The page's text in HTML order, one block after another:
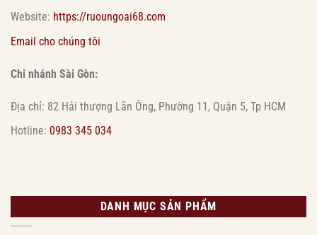
Website: https://ruoungoai68.com
Email cho chúng tôi
Chi nhánh Sài Gòn:
Địa chỉ: 82 Hải thượng Lãn Ông, Phường 11, Quận 5, Tp HCM
Hotline: 0983 345 034
DANH MỤC SẢN PHẨM